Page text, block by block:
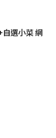
選小菜 網